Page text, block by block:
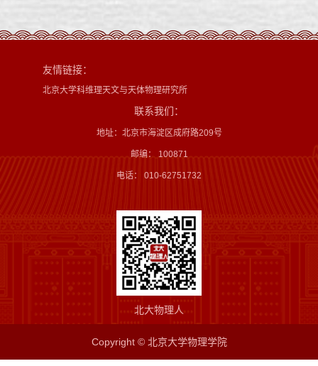
友情链接：
北京大学科维理天文与天体物理研究所
联系我们：
地址：北京市海淀区成府路209号
邮编： 100871
电话： 010-62751732
北大物理人
Copyright © 北京大学物理学院